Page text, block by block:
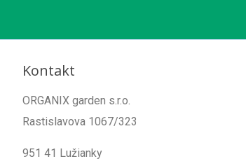
Kontakt
ORGANIX garden s.r.o.
Rastislavova 1067/323
951 41 Lužianky